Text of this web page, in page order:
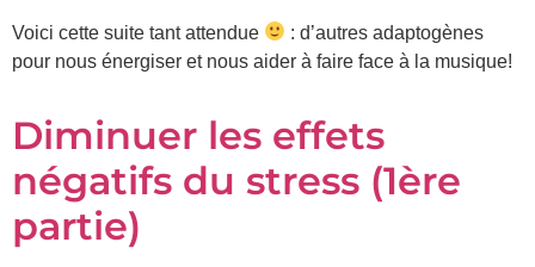
Voici cette suite tant attendue
: d’autres adaptogènes
pour nous énergiser et nous aider à faire face à la musique!
Diminuer les effets
négatifs du stress (1ère
partie)
MAUVAIS
en
incrivant
à
mon
infolettre.